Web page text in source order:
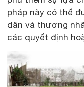
pháp này có thể
dân và thương
các quyết định